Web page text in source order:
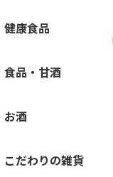
健康食品
食品・甘酒
お酒
こだわりの雑貨